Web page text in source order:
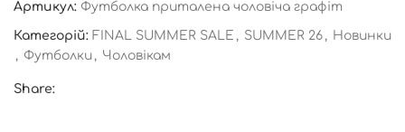
Артикул: Футболка приталена чоловіча графіт
Категорій: FINAL SUMMER SALE , SUMMER 26 , Новинки
, Футболки , Чоловікам
Share: